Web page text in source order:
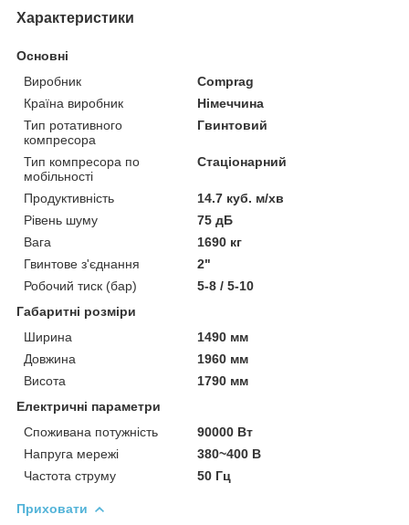
Характеристики
Основні
Виробник
Comprag
Країна виробник
Німеччина
Тип ротативного
компресора
Гвинтовий
Тип компресора по
мобільності
Стаціонарний
Продуктивність
14.7 куб. м/хв
Рівень шуму
75 дБ
Вага
1690 кг
Гвинтове з'єднання
2"
Робочий тиск (бар)
5-8 / 5-10
Габаритні розміри
Ширина
1490 мм
Довжина
1960 мм
Висота
1790 мм
Електричні параметри
Споживана потужність
90000 Вт
Напруга мережі
380~400 В
Частота струму
50 Гц
Приховати